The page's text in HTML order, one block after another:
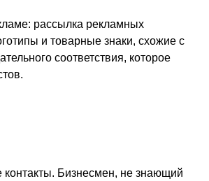
рассылка рекламных
и товарные знаки, схожие с
соответствия, которое
Бизнесмен, не знающий